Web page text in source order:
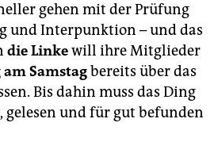
gehen mit der Prüfung
und Interpunktion – und das
die Linkewill ihre Mitglieder
Samstagbereits über das
Bis dahin muss das Ding
gelesen und für gut befunden